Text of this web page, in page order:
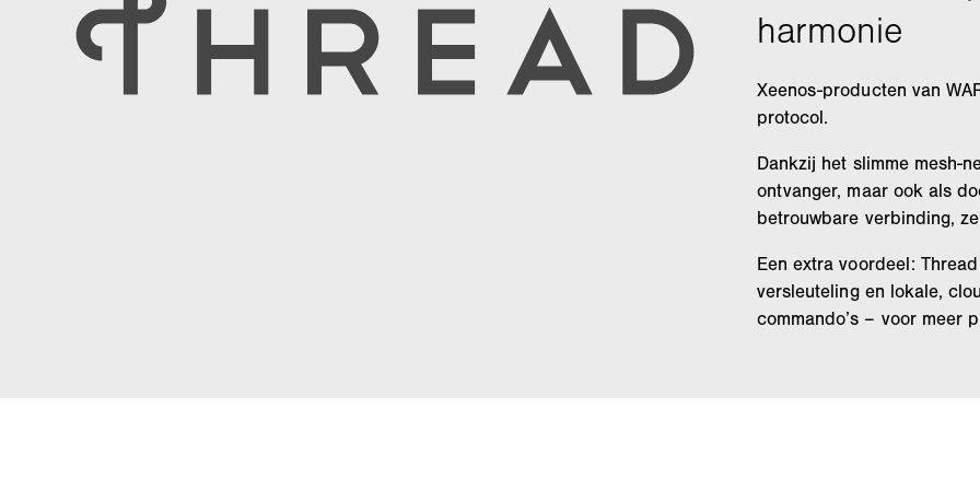
Xeenos-producten van
protocol.
Dankzij het slimme mesh-
ontvanger, maar ook als
betrouwbare verbinding,
Een extra voordeel:
versleuteling en lokale,
commando’s – voor meer